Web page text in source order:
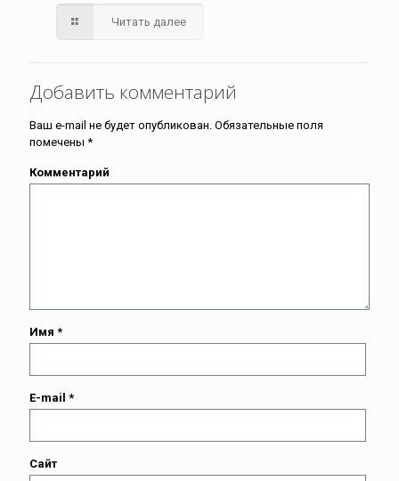
Читать далее
Добавить комментарий
Ваш e-mail не будет опубликован. Обязательные поля
помечены *
Комментарий
Имя *
E-mail *
Сайт